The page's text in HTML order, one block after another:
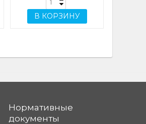
В КОРЗИНУ
Нормативные
документы